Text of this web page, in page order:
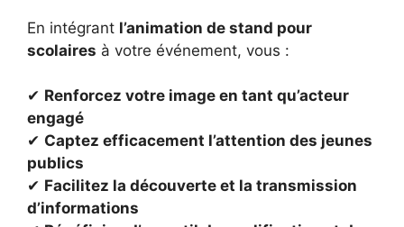
En intégrant l’animation de stand pour
scolaires à votre événement, vous :
✔ Renforcez votre image en tant qu’acteur
engagé
✔ Captez efficacement l’attention des jeunes
publics
✔ Facilitez la découverte et la transmission
d’informations